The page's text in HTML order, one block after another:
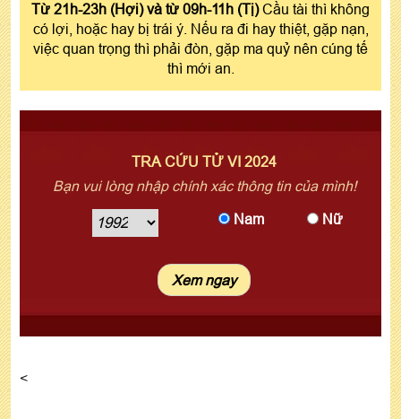
Từ 21h-23h (Hợi) và từ 09h-11h (Tị) Cầu tài thì không
có lợi, hoặc hay bị trái ý. Nếu ra đi hay thiệt, gặp nạn,
việc quan trọng thì phải đòn, gặp ma quỷ nên cúng tế
thì mới an.
TRA CỨU TỬ VI 2024
Bạn vui lòng nhập chính xác thông tin của mình!
Nam Nữ
<